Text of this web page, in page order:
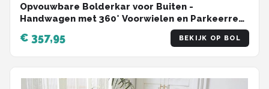
Opvouwbare Bolderkar voor Buiten -
Handwagen met 360° Voorwielen en Parkeerrem
€ 357,95 BEKIJK OP BOL